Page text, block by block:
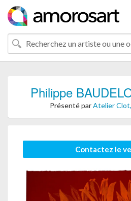
Philippe
Présenté parAtelier
Contactez le